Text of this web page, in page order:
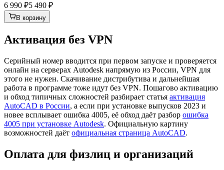
6 990 ₽5 490 ₽
В корзину
Активация без VPN
Серийный номер вводится при первом запуске и проверяется
онлайн на серверах Autodesk напрямую из России, VPN для
этого не нужен. Скачивание дистрибутива и дальнейшая
работа в программе тоже идут без VPN. Пошагово активацию
и обход типичных сложностей разбирает статья активация
AutoCAD в России, а если при установке выпусков 2023 и
новее всплывает ошибка 4005, её обход даёт разбор ошибка
4005 при установке Autodesk. Официальную картину
возможностей даёт официальная страница AutoCAD.
Оплата для физлиц и организаций